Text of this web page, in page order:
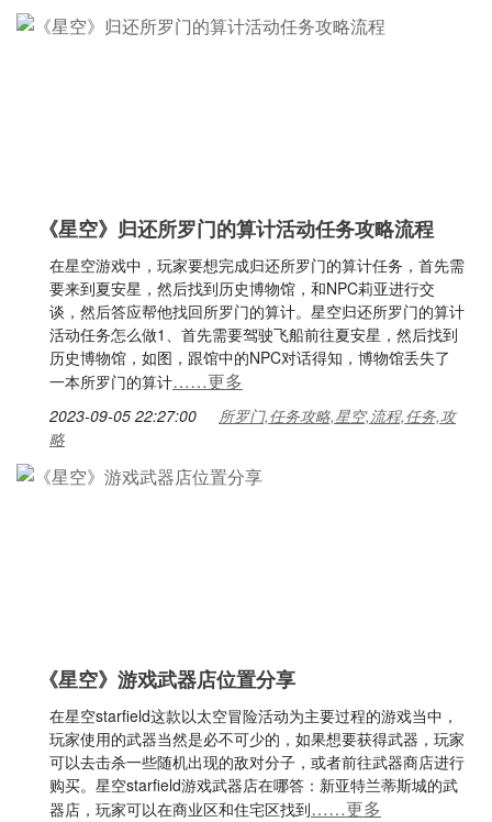
《星空》归还所罗门的算计活动任务攻略流程
在星空游戏中，玩家要想完成归还所罗门的算计任务，首先需
要来到夏安星，然后找到历史博物馆，和NPC莉亚进行交
谈，然后答应帮他找回所罗门的算计。星空归还所罗门的算计
活动任务怎么做1、首先需要驾驶飞船前往夏安星，然后找到
历史博物馆，如图，跟馆中的NPC对话得知，博物馆丢失了
一本所罗门的算计……更多
2023-09-05 22:27:00
所罗门,任务攻略,星空,流程,任务,攻
略
《星空》游戏武器店位置分享
在星空starfield这款以太空冒险活动为主要过程的游戏当中，
玩家使用的武器当然是必不可少的，如果想要获得武器，玩家
可以去击杀一些随机出现的敌对分子，或者前往武器商店进行
购买。星空starfield游戏武器店在哪答：新亚特兰蒂斯城的武
器店，玩家可以在商业区和住宅区找到……更多